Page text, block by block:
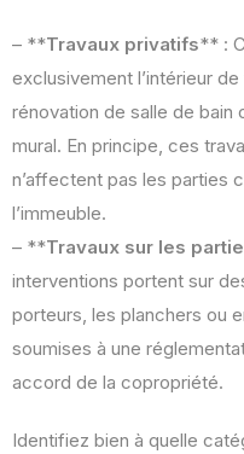
– **Travaux privatifs** :
exclusivement l’intérieur
rénovation de salle de
mural. En principe, ces
n’affectent pas les parties
l’immeuble.
– **Travaux sur les
interventions portent sur
porteurs, les planchers ou
soumises à une
accord de la copropriété.
Identifiez bien à quelle